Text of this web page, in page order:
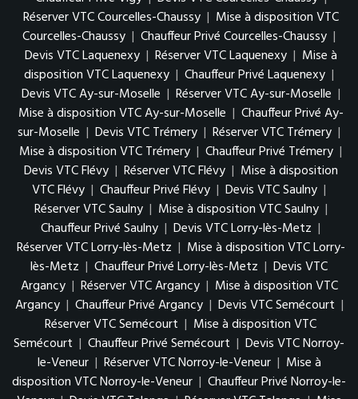
Réserver VTC Courcelles-Chaussy | Mise à disposition VTC
Courcelles-Chaussy | Chauffeur Privé Courcelles-Chaussy |
Devis VTC Laquenexy | Réserver VTC Laquenexy | Mise à
disposition VTC Laquenexy | Chauffeur Privé Laquenexy |
Devis VTC Ay-sur-Moselle | Réserver VTC Ay-sur-Moselle |
Mise à disposition VTC Ay-sur-Moselle | Chauffeur Privé Ay-
sur-Moselle | Devis VTC Trémery | Réserver VTC Trémery |
Mise à disposition VTC Trémery | Chauffeur Privé Trémery |
Devis VTC Flévy | Réserver VTC Flévy | Mise à disposition
VTC Flévy | Chauffeur Privé Flévy | Devis VTC Saulny |
Réserver VTC Saulny | Mise à disposition VTC Saulny |
Chauffeur Privé Saulny | Devis VTC Lorry-lès-Metz |
Réserver VTC Lorry-lès-Metz | Mise à disposition VTC Lorry-
lès-Metz | Chauffeur Privé Lorry-lès-Metz | Devis VTC
Argancy | Réserver VTC Argancy | Mise à disposition VTC
Argancy | Chauffeur Privé Argancy | Devis VTC Semécourt |
Réserver VTC Semécourt | Mise à disposition VTC
Semécourt | Chauffeur Privé Semécourt | Devis VTC Norroy-
le-Veneur | Réserver VTC Norroy-le-Veneur | Mise à
disposition VTC Norroy-le-Veneur | Chauffeur Privé Norroy-le-